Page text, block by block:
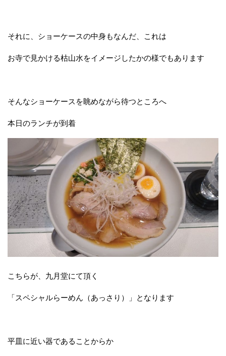
それに、ショーケースの中身もなんだ、これは
お寺で見かける枯山水をイメージしたかの様でもあります
そんなショーケースを眺めながら待つところへ
本日のランチが到着
こちらが、九月堂にて頂く
「スペシャルらーめん（あっさり）」となります
平皿に近い器であることからか